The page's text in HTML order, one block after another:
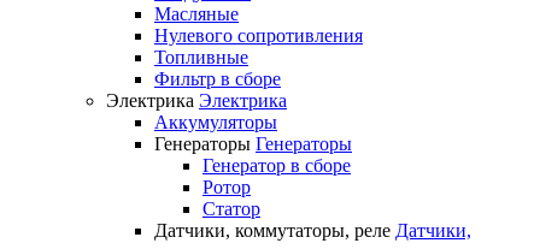
Масляные
Нулевого сопротивления
Топливные
Фильтр в сборе
Электрика Электрика
Аккумуляторы
Генераторы Генераторы
Генератор в сборе
Ротор
Статор
Датчики, коммутаторы, реле Датчики,